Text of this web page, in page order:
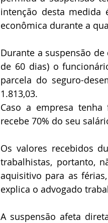
intenção desta medida
econômica durante a
Durante a suspensão
de 60 dias) o
parcela do seguro-
1.813,03.
Caso a empresa
recebe 70% do seu
Os valores recebidos
trabalhistas, portanto,
aquisitivo para as
explica o advogado
A suspensão afeta